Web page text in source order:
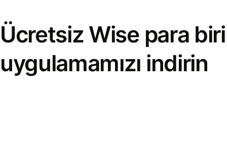
Ücretsiz Wise para
uygulamamızı indirin